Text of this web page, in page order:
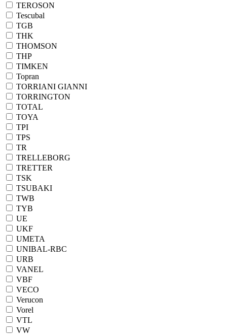
TEROSON
Tescubal
TGB
THK
THOMSON
THP
TIMKEN
Topran
TORRIANI GIANNI
TORRINGTON
TOTAL
TOYA
TPI
TPS
TR
TRELLEBORG
TRETTER
TSK
TSUBAKI
TWB
TYB
UE
UKF
UMETA
UNIBAL-RBC
URB
VANEL
VBF
VECO
Verucon
Vorel
VTL
VW